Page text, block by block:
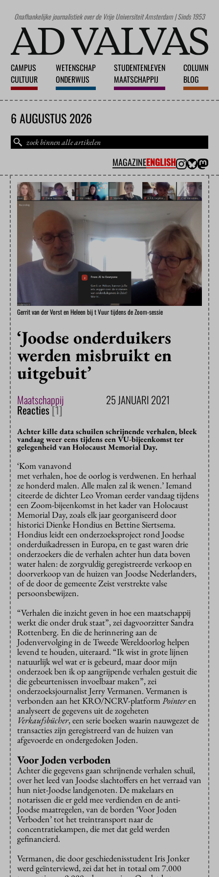
Onafhankelijke journalistiek over de Vrije Universiteit Amsterdam | Sinds 1953
CAMPUS
CULTUUR
WETENSCHAP
ONDERWIJS
STUDENTENLEVEN
MAATSCHAPPIJ
COLUMN
BLOG
6 AUGUSTUS 2026
MAGAZINEENGLISH
Gerrit van der Vorst en Heleen bij t Vuur tijdens de Zoom-sessie
‘Joodse onderduikers
werden misbruikt en
uitgebuit’
Maatschappij 25 JANUARI 2021
Reacties[1]
Achter kille data schuilen schrijnende verhalen, bleek
vandaag weer eens tijdens een VU-bijeenkomst ter
gelegenheid van Holocaust Memorial Day.
‘Kom vanavond
met verhalen, hoe de oorlog is verdwenen. En herhaal
ze honderd malen. Alle malen zal ik wenen.’ Iemand
citeerde de dichter Leo Vroman eerder vandaag tijdens
een Zoom-bijeenkomst in het kader van Holocaust
Memorial Day, zoals elk jaar georganiseerd door
historici Dienke Hondius en Bettine Siertsema.
Hondius leidt een onderzoeksproject rond Joodse
onderduikadressen in Europa, en te gast waren drie
onderzoekers die de verhalen achter hun data boven
water halen: de zorgvuldig geregistreerde verkoop en
doorverkoop van de huizen van Joodse Nederlanders,
of de door de gemeente Zeist verstrekte valse
persoonsbewijzen.
“Verhalen die inzicht geven in hoe een maatschappij
werkt die onder druk staat”, zei dagvoorzitter Sandra
Rottenberg. En die de herinnering aan de
Jodenvervolging in de Tweede Wereldoorlog helpen
levend te houden, uiteraard. “Ik wist in grote lijnen
natuurlijk wel wat er is gebeurd, maar door mijn
onderzoek ben ik op aangrijpende verhalen gestuit die
die gebeurtenissen invoelbaar maken”, zei
onderzoeksjournalist Jerry Vermanen. Vermanen is
verbonden aan het KRO/NCRV-platform Pointeren
analyseert de gegevens uit de zogeheten
Verkaufsbücher, een serie boeken waarin nauwgezet de
transacties zijn geregistreerd van de huizen van
afgevoerde en ondergedoken Joden.
Voor Joden verboden
Achter die gegevens gaan schrijnende verhalen schuil,
over het leed van Joodse slachtoffers en het verraad van
hun niet-Joodse landgenoten. De makelaars en
notarissen die er geld mee verdienden en de anti-
Joodse maatregelen, van de borden ‘Voor Joden
Verboden’ tot het treintransport naar de
concentratiekampen, die met dat geld werden
gefinancierd.
Vermanen, die door geschiedenisstudent Iris Jonker
werd geïnterviewd, zei dat het in totaal om 7.000